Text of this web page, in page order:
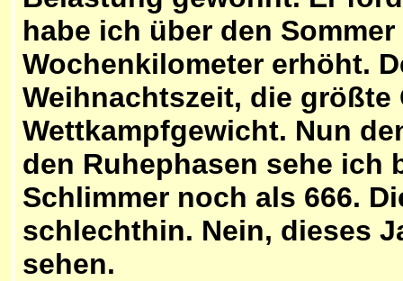
habe ich über den
Wochenkilometer erhöht.
Weihnachtszeit, die
Wettkampfgewicht. Nun
den Ruhephasen sehe ich
Schlimmer noch als 666.
schlechthin. Nein, dieses
sehen.